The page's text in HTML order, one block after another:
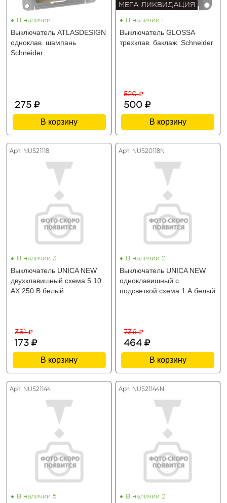
• В наличии 1
Выключатель ATLASDESIGN
одноклав. шампань
Schneider
275
В корзину
МЕГА ЛИКВИДАЦИЯ
• В наличии 1
Выключатель GLOSSA
трехклав. баклаж. Schneider
520
500
В корзину
Арт. NU521118
• В наличии 3
Выключатель UNICA NEW
двухклавишный схема 5 10
АХ 250 В белый
381
173
В корзину
Арт. NU520118N
• В наличии 2
Выключатель UNICA NEW
одноклавишный с
подсветкой схема 1 А белый
736
464
В корзину
Арт. NU521144
• В наличии 5
Арт. NU521144N
• В наличии 2